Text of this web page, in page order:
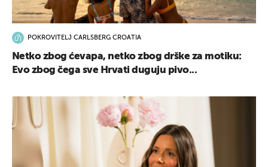
POKROVITELJ CARLSBERG CROATIA
Netko zbog ćevapa, netko zbog drške za motiku:
Evo zbog čega sve Hrvati duguju pivo...